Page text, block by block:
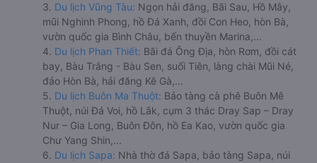
3. Du lịch Vũng Tàu: Ngọn hải đăng, Bãi Sau, Hồ Mây,
mũi Nghinh Phong, hồ Đá Xanh, đồi Con Heo, hòn Bà,
vườn quốc gia Bình Châu, bến thuyền Marina,...
4. Du lịch Phan Thiết: Bãi đá Ông Địa, hòn Rơm, đồi cát
bay, Bàu Trắng - Bàu Sen, suối Tiên, làng chài Mũi Né,
đảo Hòn Bà, hải đăng Kê Gà,...
5. Du lịch Buôn Ma Thuột: Bảo tàng cà phê Buôn Mê
Thuột, núi Đá Voi, hồ Lắk, cụm 3 thác Dray Sap – Dray
Nur – Gia Long, Buôn Đôn, hồ Ea Kao, vườn quốc gia
Chư Yang Shin,...
6. Du lịch Sapa: Nhà thờ đá Sapa, bảo tàng Sapa, núi